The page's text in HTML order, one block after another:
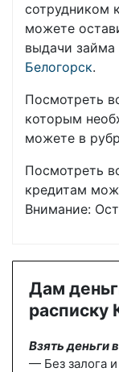
сотрудником
можете
выдачи займа
Белогорск.
Посмотреть
которым
можете в
Посмотреть
кредитам
Внимание:
Дам
расписку
Взять деньги
— Без залога